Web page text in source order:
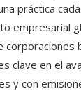
práctica
empresarial
corporaciones
clave en el
y con